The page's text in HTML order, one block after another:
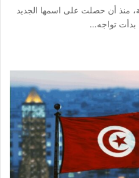
منذ أن حصلت على اسمها الجديد
بدأت تواجه…